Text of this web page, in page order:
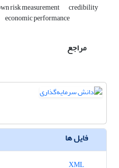
risk measurement credibility
economic performance
مراجع
فایل ها